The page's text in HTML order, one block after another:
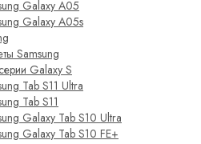
Galaxy A05
Galaxy A05s
Samsung
Galaxy S
Tab S11 Ultra
Tab S11
Galaxy Tab S10 Ultra
Galaxy Tab S10 FE+